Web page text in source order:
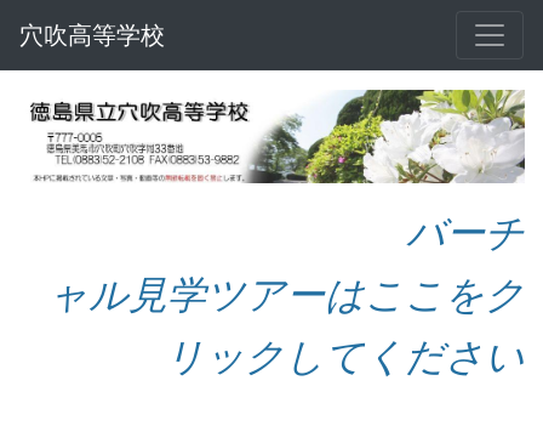
穴吹高等学校
バーチ
ャル見学ツアーはここをク
リックしてください